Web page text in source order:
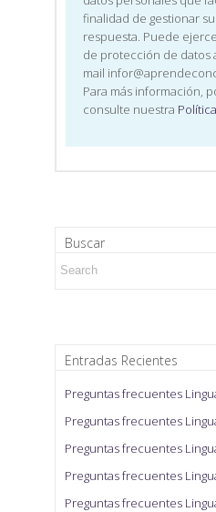
finalidad de gestionar
respuesta. Puede
de protección de datos
mail
Para más información,
consulte nuestra
Buscar
Entradas Recientes
Preguntas frecuentes
Preguntas frecuentes
Preguntas frecuentes
Preguntas frecuentes
Preguntas frecuentes